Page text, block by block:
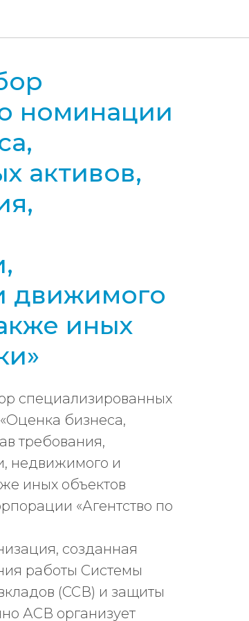
номинации
активов,
движимого
иных
специализированных
бизнеса,
требования,
недвижимого и
иных объектов
«Агентство по
созданная
работы Системы
(ССВ) и защиты
АСВ организует